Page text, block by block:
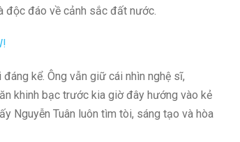
độc đáo về cảnh sắc đất nước.
kể. Ông vẫn giữ cái nhìn nghệ sĩ,
khinh bạc trước kia giờ đây hướng vào kẻ
Nguyễn Tuân luôn tìm tòi, sáng tạo và hòa